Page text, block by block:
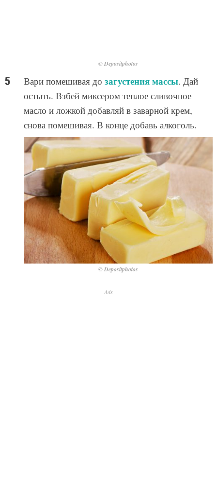
© Depositphotos
Вари помешивая до загустения массы. Дай
остыть. Взбей миксером теплое сливочное
масло и ложкой добавляй в заварной крем,
снова помешивая. В конце добавь алкоголь.
© Depositphotos
Ads